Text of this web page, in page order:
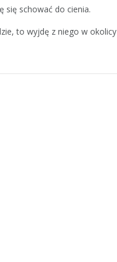
się schować do cienia.
to wyjdę z niego w okolicy